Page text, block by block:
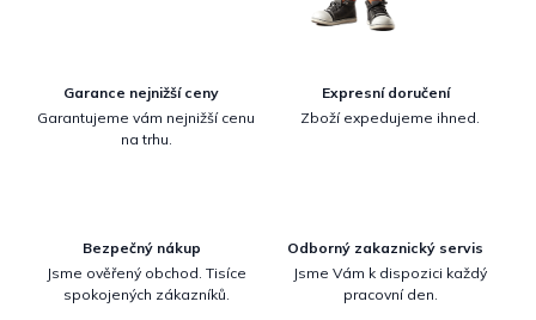
Garance nejnižší ceny
Garantujeme vám nejnižší cenu
na trhu.
Expresní doručení
Zboží expedujeme ihned.
Bezpečný nákup
Jsme ověřený obchod. Tisíce
spokojených zákazníků.
Odborný zakaznický servis
Jsme Vám k dispozici každý
pracovní den.